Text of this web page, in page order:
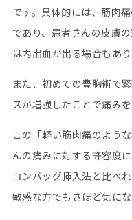
です。具体的には、筋肉
であり、患者さんの皮膚
は内出血が出る場合もあり
また、初めての豊胸術で
スが増強したことで痛み
この「軽い筋肉痛のよう
んの痛みに対する許容度
コンバッグ挿入法と比べ
敏感な方でもさほど気にな